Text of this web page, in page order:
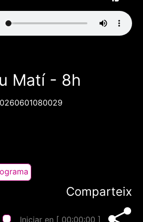
Matí - 8h
Comparteix
Iniciar en [ 00:00:00 ]